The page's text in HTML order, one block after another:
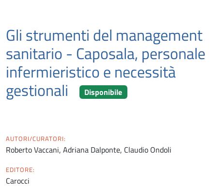
Gli strumenti del management
sanitario - Caposala, personale
infermieristico e necessità
gestionali Disponibile
AUTORI/CURATORI:
Roberto Vaccani, Adriana Dalponte, Claudio Ondoli
EDITORE:
Carocci